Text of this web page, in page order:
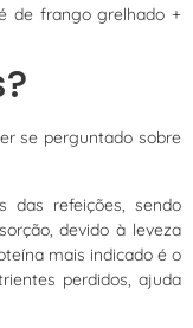
de frango grelhado +
se perguntado sobre
das refeições, sendo
devido à leveza
mais indicado é o
perdidos, ajuda